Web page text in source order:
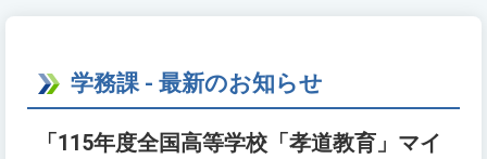
学務課 - 最新のお知らせ
「115年度全国高等学校「孝道教育」マイ